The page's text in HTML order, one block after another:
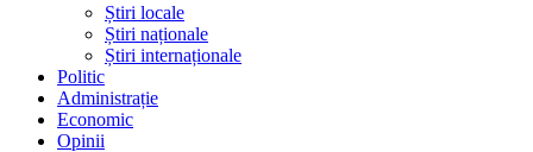
Știri locale
Știri naționale
Știri internaționale
Politic
Administrație
Economic
Opinii